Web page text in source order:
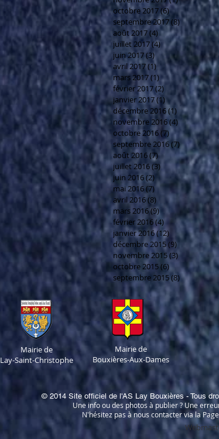
octobre 2017(6)6 posts
septembre 2017(8) 8 posts
août 2017(4) 4 posts
juillet 2017(4) 4 posts
juin 2017(3)3 posts
avril 2017(1)1 post
mars 2017(1) 1 post
février 2017(2) 2 posts
janvier 2017(1) 1 post
décembre 2016(1) 1 post
novembre 2016(4)4 posts
octobre 2016(7)7 posts
septembre 2016(7)7 posts
août 2016(7) 7 posts
juillet 2016(3) 3 posts
juin 2016(2) 2 posts
mai 2016(7) 7 posts
avril 2016(8) 8 posts
mars 2016(9)9 posts
février 2016(4) 4 posts
janvier 2016(12) 12 posts
décembre 2015(9) 9 posts
novembre 2015(3) 3 posts
octobre 2015(6)6 posts
septembre 2015(8)8 posts
Mairie de
Lay-Saint-Christophe
Mairie de
Bouxières-Aux-Dames
© 2014 Site officiel de l'AS Lay Bouxières - Tous
Une info ou des photos à publier ? Une
N'hésitez pas à nous contacter via la Page